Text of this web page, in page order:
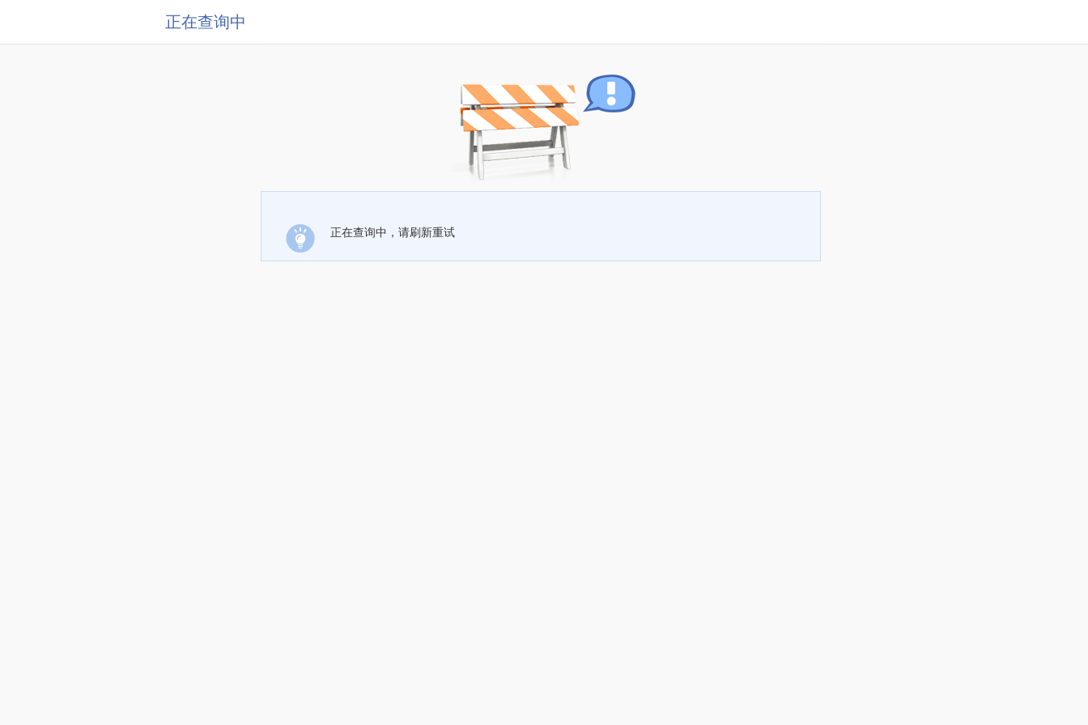
正在查询中
正在查询中，请刷新重试